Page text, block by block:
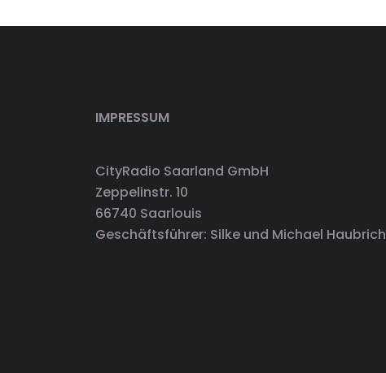
IMPRESSUM
CityRadio Saarland GmbH
Zeppelinstr. 10
66740 Saarlouis
Geschäftsführer: Silke und Michael Haubrich